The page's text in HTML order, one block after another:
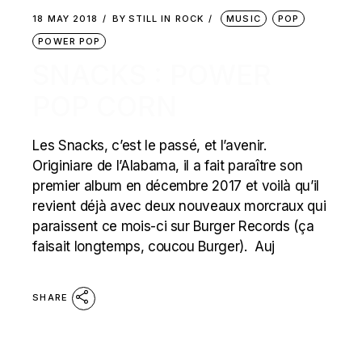
18 MAY 2018 BY STILL IN ROCK MUSIC
POP
POWER POP
Les Snacks, c’est le passé, et l’avenir.
Originiare de l’Alabama, il a fait paraître son
premier album en décembre 2017 et voilà qu’il
revient déjà avec deux nouveaux morcraux qui
paraissent ce mois-ci sur Burger Records (ça
faisait longtemps, coucou Burger). Auj
SHARE